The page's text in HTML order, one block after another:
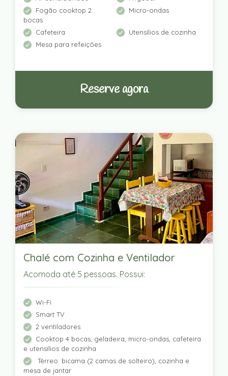
Fogão cooktop 2
bocas
Micro-ondas
Cafeteira
Utensílios de cozinha
Mesa para refeições
Reserve agora
Chalé com Cozinha e Ventilador
Acomoda até 5 pessoas. Possui:
Wi-Fi
Smart TV
2 ventiladores
Cooktop 4 bocas, geladeira, micro-ondas, cafeteira
e utensílios de cozinha
Térreo: bicama (2 camas de solteiro), cozinha e
mesa de jantar